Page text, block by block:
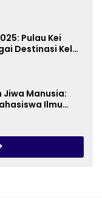
Pulau Kei
Destinasi Kelas
Jiwa Manusia:
Ilmu